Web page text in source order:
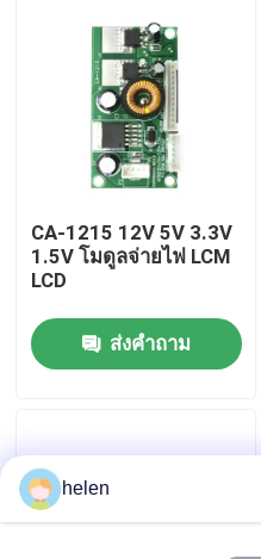
ทัวร์โรงงาน
การควบคุมคุณภาพ
ติดต่อเรา
ข่าว
บล็อก
CA-1215 12V 5V 3.3V
1.5V โมดูลจ่ายไฟ LCM
LCD
ส่งคำถาม
helen